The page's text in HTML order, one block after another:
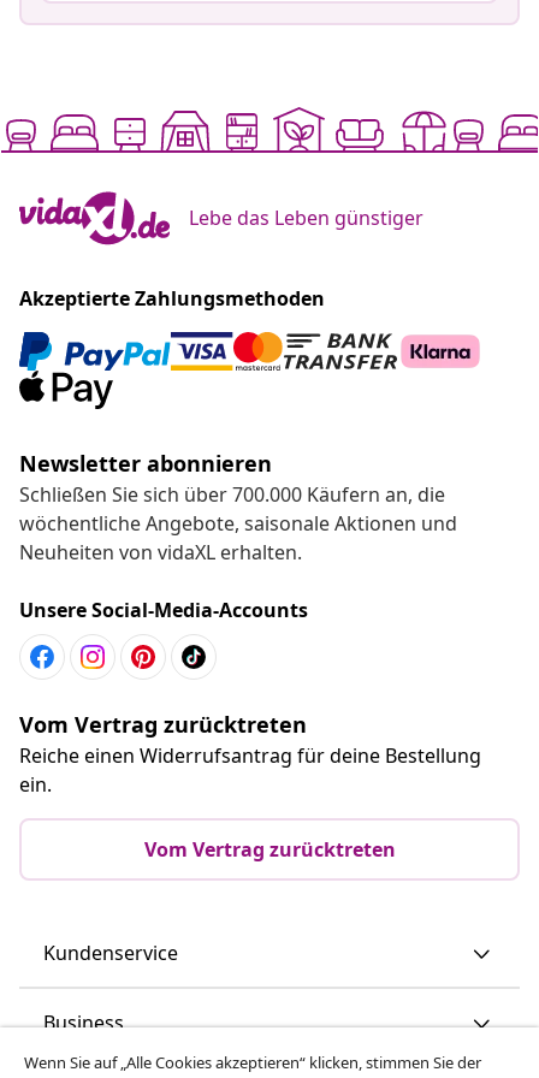
Lebe das Leben günstiger
Akzeptierte Zahlungsmethoden
Newsletter abonnieren
Schließen Sie sich über 700.000 Käufern an, die
wöchentliche Angebote, saisonale Aktionen und
Neuheiten von vidaXL erhalten.
Unsere Social-Media-Accounts
Vom Vertrag zurücktreten
Reiche einen Widerrufsantrag für deine Bestellung
ein.
Vom Vertrag zurücktreten
Kundenservice
Business
Wenn Sie auf „Alle Cookies akzeptieren“ klicken, stimmen Sie der